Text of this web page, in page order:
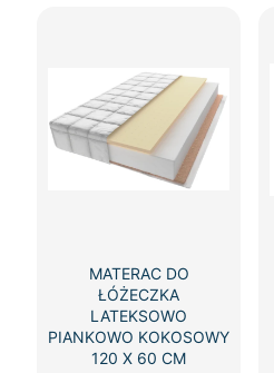
MATERAC DO
ŁÓŻECZKA
LATEKSOWO
PIANKOWO KOKOSOWY
120 X 60 CM